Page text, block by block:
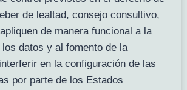
de lealtad, consejo consultivo,
de manera funcional a la
los datos y al fomento de la
en la configuración de las
por parte de los Estados